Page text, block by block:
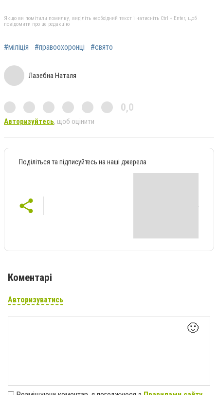
Якщо ви помітили помилку, виділіть необхідний текст і натисніть Ctrl + Enter, щоб
повідомити про це редакцію
#міліція #правоохоронці #свято
Лазебна Наталя
0,0
Авторизуйтесь, щоб оцінити
Поділіться та підписуйтесь на наші джерела
Коментарі
Авторизуватись
🙂